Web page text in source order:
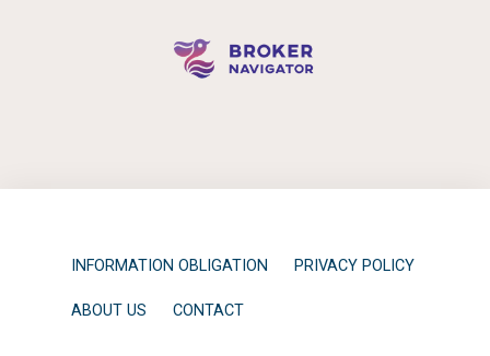
INFORMATION OBLIGATION PRIVACY POLICY
ABOUT US CONTACT